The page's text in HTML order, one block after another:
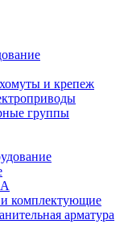
и крепеж
группы
комплектующие
арматура